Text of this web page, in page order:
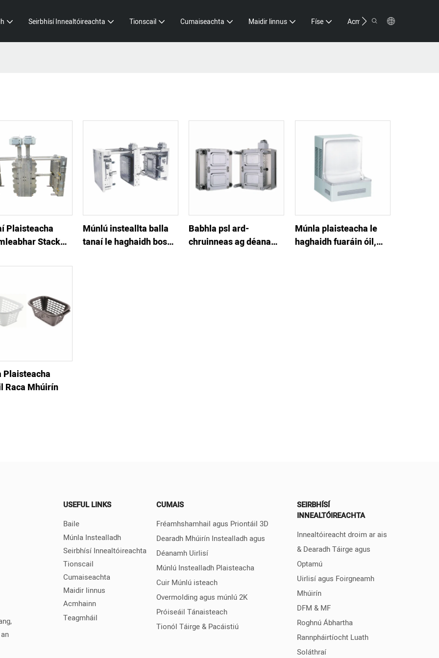
Seirbhísí Innealtóireachta Tionscail Cumaiseachta Maidir linnus Físe Acmhainn
Plaisteacha
Stack
Múnlú insteallta balla
tanaí le haghaidh bosca
Babhla psl ard-
chruinneas ag déanamh
Múnla plaisteacha le
haghaidh fuaráin óil,
Plaisteacha
Raca Mhúirín
USEFUL LINKS
Baile
Múnla Instealladh
Seirbhísí Innealtóireachta
Tionscail
Cumaiseachta
Maidir linnus
Acmhainn
Teagmháil
CUMAIS
Fréamhshamhail agus Priontáil 3D
Dearadh Mhúirín Instealladh agus
Déanamh Uirlisí
Múnlú Instealladh Plaisteacha
Cuir Múnlú isteach
Overmolding agus múnlú 2K
Próiseáil Tánaisteach
Tionól Táirge & Pacáistiú
SEIRBHÍSÍ
INNEALTÓIREACHTA
Innealtóireacht droim ar ais
& Dearadh Táirge agus
Optamú
Uirlisí agus Foirgneamh
Mhúirín
DFM & MF
Roghnú Ábhartha
Rannpháirtíocht Luath
Soláthraí